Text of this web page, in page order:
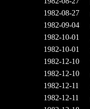
1982-08-27
1982-09-04
1982-10-01
1982-10-01
1982-12-10
1982-12-10
1982-12-11
1982-12-11